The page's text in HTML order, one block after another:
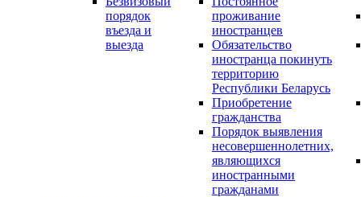
порядок
въезда и
выезда
проживание
иностранцев
Обязательство
иностранца покинуть
территорию
Республики Беларусь
Приобретение
гражданства
Порядок выявления
несовершеннолетних,
являющихся
иностранными
гражданами